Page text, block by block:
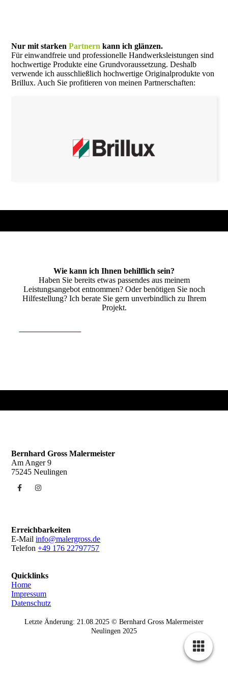
Nur mit starkenPartnern kann ich glänzen.
Für einwandfreie und professionelle Handwerksleistungen sind
hochwertige Produkte eine Grundvoraussetzung. Deshalb
verwende ich ausschließlich hochwertige Originalprodukte von
Brillux. Auch Sie profitieren von meinen Partnerschaften:
Wie kann ich Ihnen behilflich sein?
Haben Sie bereits etwas passendes aus meinem
Leistungsangebot entnommen? Oder benötigen Sie noch
Hilfestellung? Ich berate Sie gern unverbindlich zu Ihrem
Projekt.
Bernhard Gross Malermeister
Am Anger 9
75245 Neulingen
Erreichbarkeiten
E-Mailinfo@malergross.de
Telefon+49 176 22797757
Quicklinks
Home
Impressum
Datenschutz
Letzte Änderung: 21.08.2025 © Bernhard Gross Malermeister
Neulingen 2025